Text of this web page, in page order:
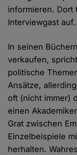
informieren. Dort
Interviewgast auf.
In seinen
verkaufen,
politische
Ansätze,
oft (nicht immer)
einen
Grat zwischen
Einzelbeispiele
herhalten.